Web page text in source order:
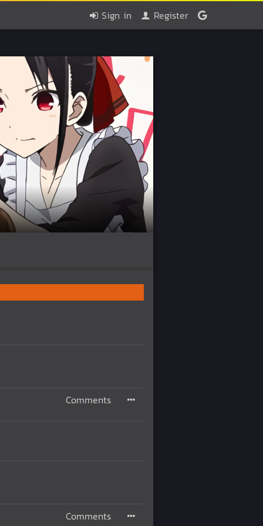
Sign in Register
Comments
Comments